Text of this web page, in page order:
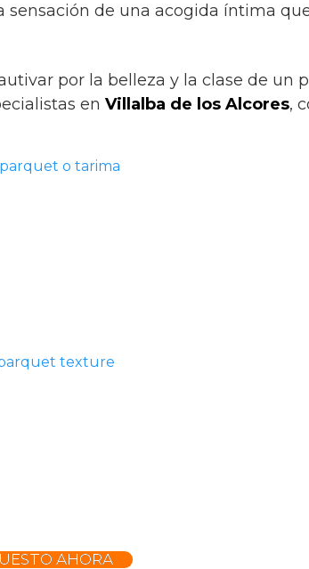
sensación de una acogida íntima
por la belleza y la clase de un
en Villalba de los Alcores,
parquet o tarima
texture
AHORA